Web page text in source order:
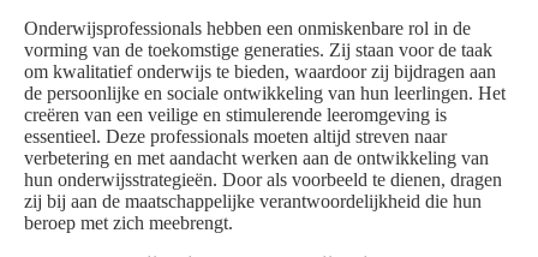
Onderwijsprofessionals hebben een onmiskenbare rol in de
vorming van de toekomstige generaties. Zij staan voor de taak
om kwalitatief onderwijs te bieden, waardoor zij bijdragen aan
de persoonlijke en sociale ontwikkeling van hun leerlingen. Het
creëren van een veilige en stimulerende leeromgeving is
essentieel. Deze professionals moeten altijd streven naar
verbetering en met aandacht werken aan de ontwikkeling van
hun onderwijsstrategieën. Door als voorbeeld te dienen, dragen
zij bij aan de maatschappelijke verantwoordelijkheid die hun
beroep met zich meebrengt.